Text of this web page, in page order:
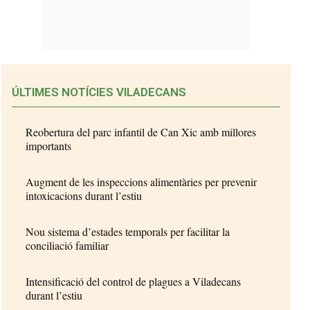
ÚLTIMES NOTÍCIES VILADECANS
Reobertura del parc infantil de Can Xic amb millores
importants
Augment de les inspeccions alimentàries per prevenir
intoxicacions durant l’estiu
Nou sistema d’estades temporals per facilitar la
conciliació familiar
Intensificació del control de plagues a Viladecans
durant l’estiu